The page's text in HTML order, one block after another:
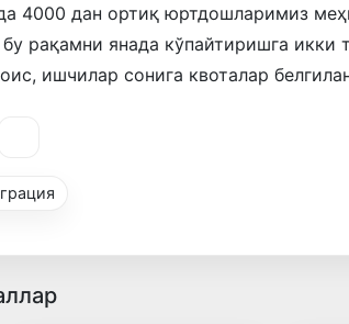
4000 дан ортиқ юртдошларимиз
рақамни янада кўпайтиришга икки
ишчилар сонига квоталар